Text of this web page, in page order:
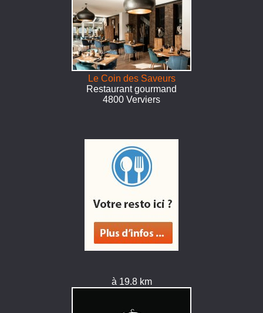
Le Coin des Saveurs
Restaurant gourmand
4800 Verviers
à 19.8 km